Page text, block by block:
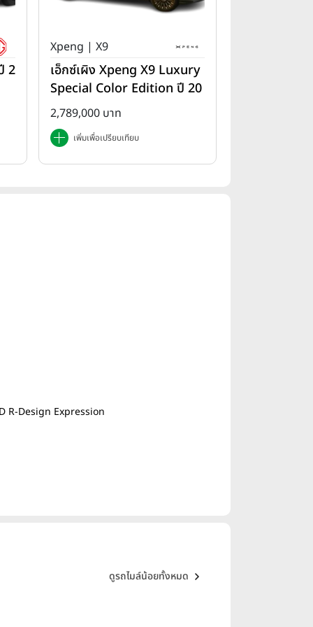
2
Xpeng | X9
เอ็กซ์เผิง Xpeng X9 Luxury
Special Color Edition ปี 20
25
2,789,000 บาท
เพิ่มเพื่อเปรียบเทียบ
R-Design Expression
ดูรถไมล์น้อยทั้งหมด